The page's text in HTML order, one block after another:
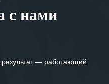
с нами
результат — работающий